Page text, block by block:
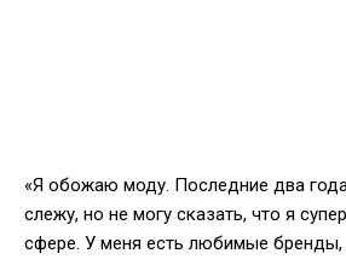
«Я обожаю моду. Последние два
слежу, но не могу сказать, что я
сфере. У меня есть любимые бренды,